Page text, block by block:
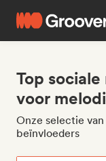
Top
voor
Onze selectie
beïnvloeders